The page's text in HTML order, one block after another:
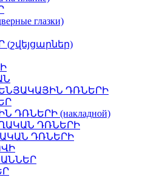
глазки)
ԴՌՆԵՐԻ
ԴՌՆԵՐԻ (накладной)
ԴՌՆԵՐԻ
ԴՌՆԵՐԻ